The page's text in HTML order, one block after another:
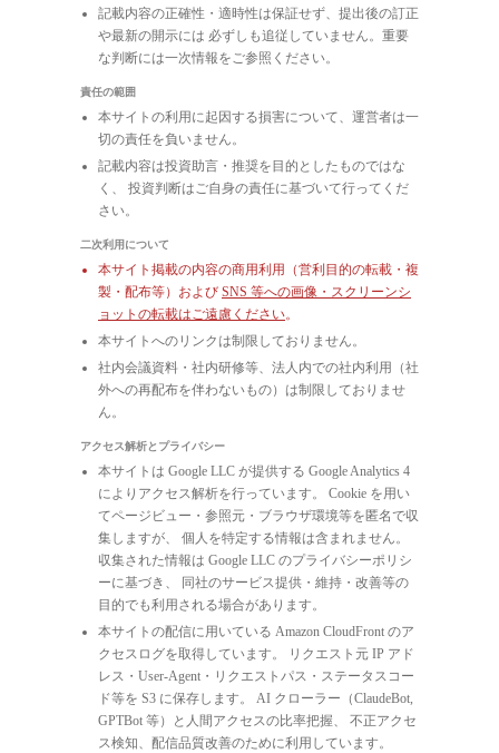
記載内容の正確性・適時性は保証せず、提出後の訂正
や最新の開示には 必ずしも追従していません。重要
な判断には一次情報をご参照ください。
責任の範囲
本サイトの利用に起因する損害について、運営者は一
切の責任を負いません。
記載内容は投資助言・推奨を目的としたものではな
く、 投資判断はご自身の責任に基づいて行ってくだ
さい。
二次利用について
本サイト掲載の内容の商用利用（営利目的の転載・複
製・配布等）および SNS 等への画像・スクリーンシ
ョットの転載はご遠慮ください。
本サイトへのリンクは制限しておりません。
社内会議資料・社内研修等、法人内での社内利用（社
外への再配布を伴わないもの）は制限しておりませ
ん。
アクセス解析とプライバシー
本サイトは Google LLC が提供する Google Analytics 4
によりアクセス解析を行っています。 Cookie を用い
てページビュー・参照元・ブラウザ環境等を匿名で収
集しますが、 個人を特定する情報は含まれません。
収集された情報は Google LLC のプライバシーポリシ
ーに基づき、 同社のサービス提供・維持・改善等の
目的でも利用される場合があります。
本サイトの配信に用いている Amazon CloudFront のア
クセスログを取得しています。 リクエスト元 IP アド
レス・User-Agent・リクエストパス・ステータスコー
ド等を S3 に保存します。 AI クローラー（ClaudeBot,
GPTBot 等）と人間アクセスの比率把握、 不正アクセ
ス検知、配信品質改善のために利用しています。